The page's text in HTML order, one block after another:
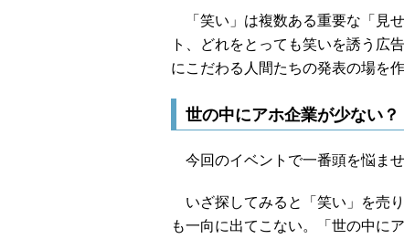
「笑い」は複数ある重要な「見
ト、どれをとっても笑いを誘う広
にこだわる人間たちの発表の場を
世の中にアホ企業が少ない？
今回のイベントで一番頭を悩ませ
いざ探してみると「笑い」を売
も一向に出てこない。「世の中に